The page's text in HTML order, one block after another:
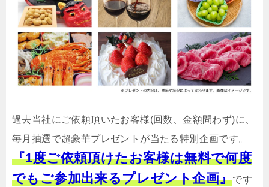
過去当社にご依頼頂いたお客様(回数、金額問わず)に、
毎月抽選で超豪華プレゼントが当たる特別企画です。
『1度ご依頼頂けたお客様は無料で何度
でもご参加出来るプレゼント企画』です